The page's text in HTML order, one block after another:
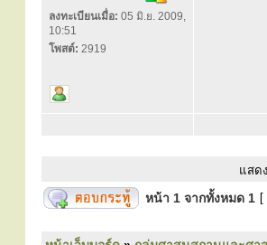
ลงทะเบียนเมื่อ: 05 มิ.ย. 2009,
10:51
โพสต์: 2919
แสด
หน้า 1 จากทั้งหมด 1 [